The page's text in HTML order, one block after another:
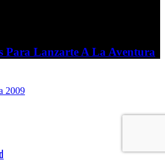
Para Lanzarte A La Aventura